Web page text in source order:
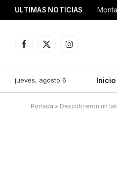
ULTIMAS NOTICIAS
Facebook
X
Instagram
jueves, agosto 6 Inicio
Portada » Descubrieron un